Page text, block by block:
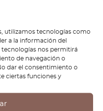
utilizamos tecnologías como
a la información del
tecnologías nos permitirá
de navegación o
dar el consentimiento o
ciertas funciones y